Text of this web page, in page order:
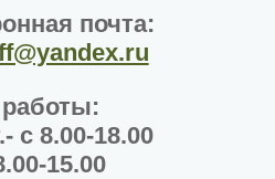
почта:
:
с 8.00-18.00
15.00